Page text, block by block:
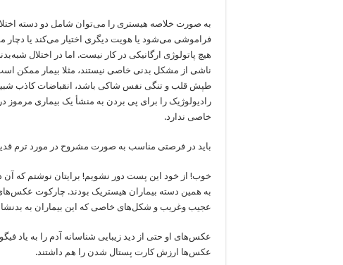
به صورت خلاصه هیستری را می‌توان شامل دو دسته
فراموشی می‌شود یا هویت دیگری اختیار می‌کند یا
هیچ پاتولوژی ارگانیکی در کار نیست. اما در اختلال
ناشی از مشکل بدنی خاصی نیستند، مثلا بیمار ممکن است
طپش قلب و تنگی نفس شاکی باشد، انقباضات کاذب
رادیولوژیک را برای پی بردن به منشأ یک بیماری
خاصی ندارد.
باید در فرصتی مناسب به صورت مشروح در مورد ترم
خوب! از خود این پست دور نشویم! برایتان نوشتم که
به همین دسته بیماران هیستریک بودند. چارکوت
عجیب وغریب و شکل‌های خاصی که این بیماران به
عکس‌های او حتی از دید زیبایی شناسانه آدم را به یاد
عکس‌ها ارزش کارت پستال شدن را هم داشتند.